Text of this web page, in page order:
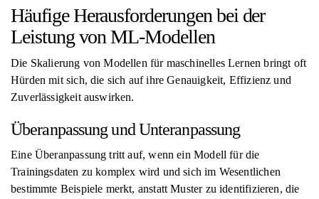
Häufige Herausforderungen bei der
Leistung von ML-Modellen
Die Skalierung von Modellen für maschinelles Lernen bringt oft
Hürden mit sich, die sich auf ihre Genauigkeit, Effizienz und
Zuverlässigkeit auswirken.
Überanpassung und Unteranpassung
Eine Überanpassung tritt auf, wenn ein Modell für die
Trainingsdaten zu komplex wird und sich im Wesentlichen
bestimmte Beispiele merkt, anstatt Muster zu identifizieren, die